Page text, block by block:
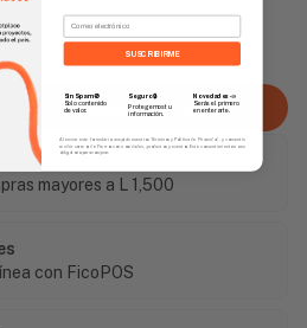
Promedio
Agregar al carrito
mayores a L 1,500
con FicoPOS
Email
SUSCRIBIRME
Sin Spam 🚫
Solo contenido
de valor.
Seguro 🔒
Protegemos tu
información.
Novedades📣
Serás el primero
en enterarte.
Al enviar este formulario, aceptás nuestros Términos y Política de Privacidad, y consentís
recibir correos de Fierros con novedades, productos y eventos. Este consentimiento no es
obligatorio para comprar.